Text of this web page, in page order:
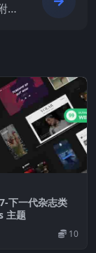
加
下一代杂志类
主题
10